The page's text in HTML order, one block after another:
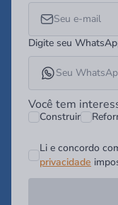
Digite seu
Você tem
Construir
Li e concordo
privacidade